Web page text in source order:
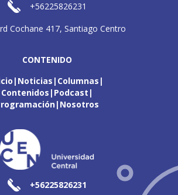
+56225826231
Cochane 417, Santiago Centro
CONTENIDO
Noticias Columnas
Contenidos Podcast
Nosotros
+56225826231